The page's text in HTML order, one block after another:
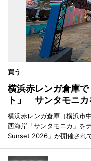
買う
横浜赤レンガ倉庫
ト」 サンタモニ
横浜赤レンガ倉庫（横浜市
西海岸「サンタモニカ」を
Sunset 2026」が開催され